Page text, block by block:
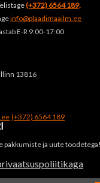
(+372) 6564 189,
info@plaadimaailm.ee
E-R 9:00-17:00
13816
(+372) 6564 189
pakkumiste ja uute toodetega!